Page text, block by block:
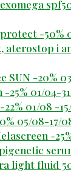
-50%
aterostop i
SUN -20%
-25% 01/04-
22% 01/08 -
05/08-17/
-
light fluid